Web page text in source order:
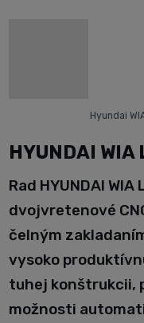
Hyundai
HYUNDAI
Rad HYUNDAI
dvojvretenové
čelným
vysoko
tuhej konštrukcii,
možnosti